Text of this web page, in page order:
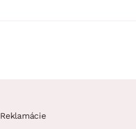
Reklamácie